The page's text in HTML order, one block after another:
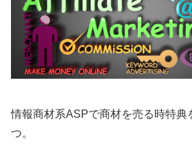
情報商材系ASPで商材を売る時特典
つ。